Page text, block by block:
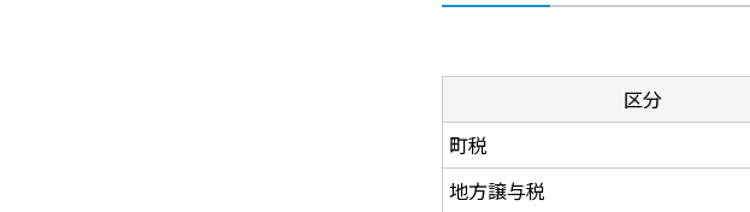
区分
町税
地方譲与税